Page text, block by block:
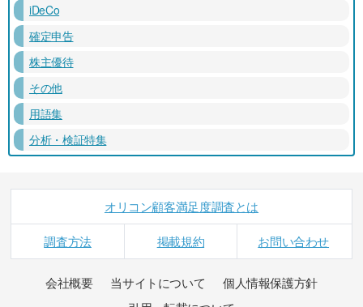
iDeCo
確定申告
株主優待
その他
用語集
分析・検証特集
オリコン顧客満足度調査とは
調査方法 掲載規約 お問い合わせ
会社概要 当サイトについて
個人情報保護方針